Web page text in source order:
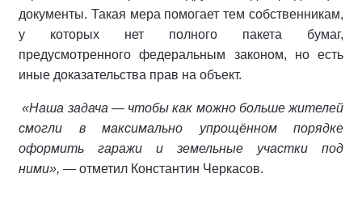
документы. Такая мера помогает тем собственникам,
у которых нет полного пакета бумаг,
предусмотренного федеральным законом, но есть
иные доказательства прав на объект.
«Наша задача — чтобы как можно больше жителей
смогли в максимально упрощённом порядке
оформить гаражи и земельные участки под
ними», — отметил Константин Черкасов.